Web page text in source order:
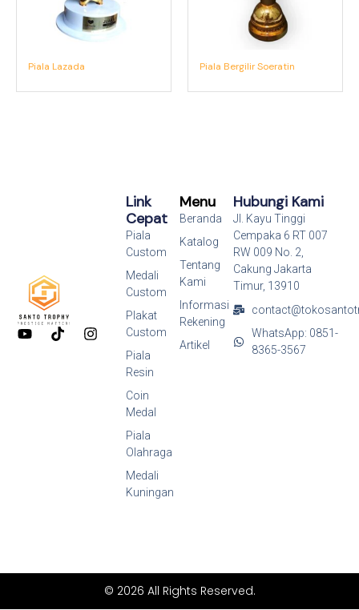
Piala Lazada Piala Bergilir Soeratin
Y T
i
I
Menu
Beranda
Katalog
Tentang
Kami
Informasi
Rekening
Artikel
Link
Cepat
Piala
Custom
Medali
Custom
Plakat
Custom
Piala
Resin
Coin
Medal
Piala
Olahraga
Medali
Kuningan
Hubungi Kami
Jl. Kayu Tinggi
Cempaka 6 RT 007
RW 009 No. 2,
Cakung Jakarta
Timur, 13910
WhatsApp: 0851-
8365-3567
© 2026 All Rights Reserved.